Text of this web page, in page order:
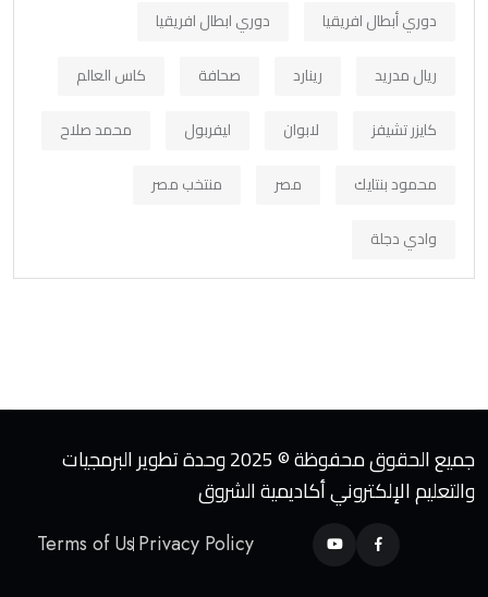
دوري أبطال افريقيا
دوري ابطال افريقيا
ريال مدريد
رينارد صحافة
كاس العالم
كايزر تشيفز
لابوان ليفربول
محمد صلاح
محمود بنتايك
مصر
منتخب مصر
وادي دجلة
جميع الحقوق محفوظة © 2025 وحدة تطوير البرمجيات
والتعليم الإلكتروني أكاديمية الشروق
Terms of UsPrivacy Policy